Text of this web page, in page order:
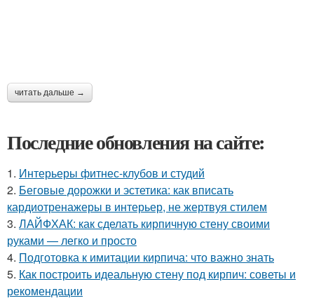
читать дальше →
Последние обновления на сайте:
1. Интерьеры фитнес-клубов и студий
2. Беговые дорожки и эстетика: как вписать
кардиотренажеры в интерьер, не жертвуя стилем
3. ЛАЙФХАК: как сделать кирпичную стену своими
руками — легко и просто
4. Подготовка к имитации кирпича: что важно знать
5. Как построить идеальную стену под кирпич: советы и
рекомендации